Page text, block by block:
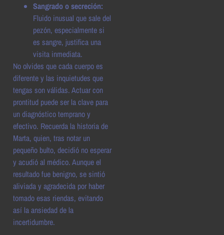
Sangrado o secreción:
Fluido inusual que sale del
pezón, especialmente si
es sangre, justifica una
visita inmediata.
No olvides que cada cuerpo es
diferente y las inquietudes que
tengas son válidas. Actuar con
prontitud puede ser la clave para
un diagnóstico temprano y
efectivo. Recuerda la historia de
Marta, quien, tras notar un
pequeño bulto, decidió no esperar
y acudió al médico. Aunque el
resultado fue benigno, se sintió
aliviada y agradecida por haber
tomado esas riendas, evitando
así la ansiedad de la
incertidumbre.